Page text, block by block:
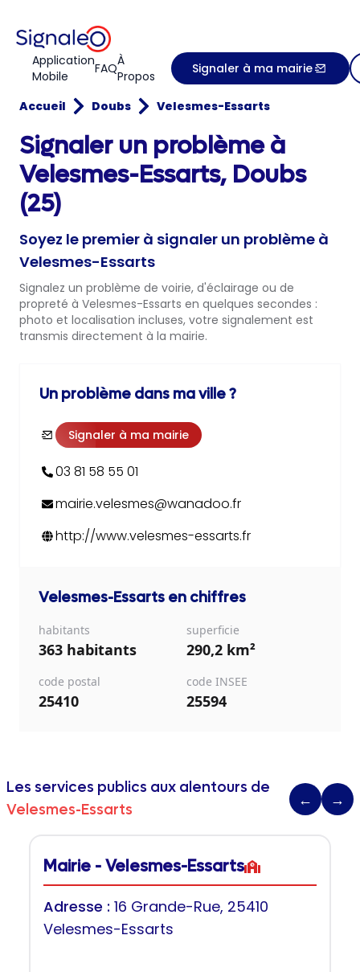
Application
Mobile
FAQÀ
Propos
Signaler à ma mairie
Accueil Doubs Velesmes-Essarts
Signaler un problème à
Velesmes-Essarts, Doubs
(25)
Soyez le premier à signaler un problème à
Velesmes-Essarts
Signalez un problème de voirie, d'éclairage ou de
propreté à Velesmes-Essarts en quelques secondes :
photo et localisation incluses, votre signalement est
transmis directement à la mairie.
Un problème dans ma ville ?
Signaler à ma mairie
03 81 58 55 01
mairie.velesmes@wanadoo.fr
http://www.velesmes-essarts.fr
Velesmes-Essarts en chiffres
habitants
363 habitants
superficie
290,2 km²
code postal
25410
code INSEE
25594
Les services publics aux alentours de
Velesmes-Essarts
← →
Mairie - Velesmes-Essarts
Adresse : 16 Grande-Rue, 25410
Velesmes-Essarts